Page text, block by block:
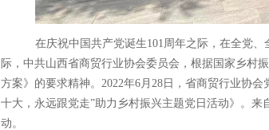
在庆祝中国共产党诞生101周年之际，在全党、
际，中共山西省商贸行业协会委员会，根据国家乡村
方案》的要求精神。 2022年6月 28 日 ，省商贸行业协
十大，永远跟党走”助力乡村振兴主题党日活动》。来
动。